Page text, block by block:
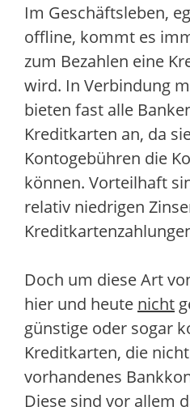
Im Geschäftsleben,
offline, kommt es
zum Bezahlen eine
wird. In Verbindung
bieten fast alle
Kreditkarten an, da
Kontogebühren die
können. Vorteilhaft
relativ niedrigen
Doch um diese Art
hier und heute nicht
günstige oder sogar
Kreditkarten, die
vorhandenes
Diese sind vor allem